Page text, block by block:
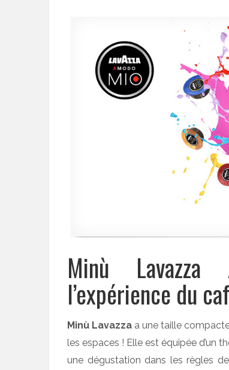
Minù
l’expérience du
Minù Lavazza a une taille
les espaces ! Elle est équipée d’un
une dégustation dans les règles